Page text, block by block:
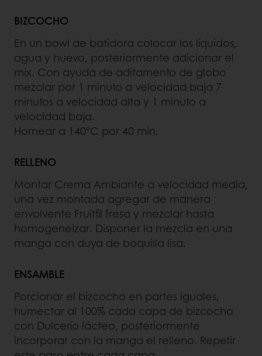
BIZCOCHO
En un bowl de batidora colocar los líquidos,
agua y huevo, posteriormente adicionar el
mix. Con ayuda de aditamento de globo
mezclar por 1 minuto a velocidad baja 7
minutos a velocidad alta y 1 minuto a
velocidad baja.
Hornear a 140ºC por 40 min.
RELLENO
Montar Crema Ambiante a velocidad media,
una vez montada agregar de manera
envolvente Fruitfil fresa y mezclar hasta
homogeneizar. Disponer la mezcla en una
manga con duya de boquilla lisa.
ENSAMBLE
Porcionar el bizcocho en partes iguales,
humectar al 100% cada capa de bizcocho
con Dulcerío lácteo, posteriormente
incorporar con la manga el relleno. Repetir